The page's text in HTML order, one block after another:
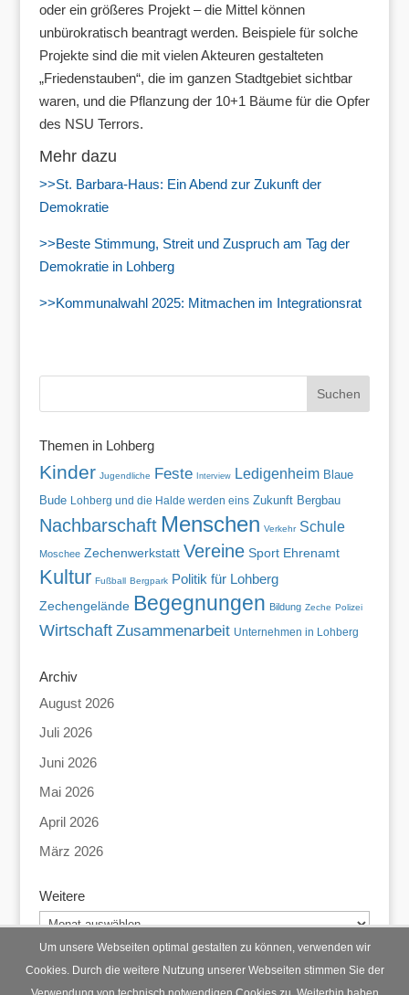
oder ein größeres Projekt – die Mittel können
unbürokratisch beantragt werden. Beispiele für solche
Projekte sind die mit vielen Akteuren gestalteten
„Friedenstauben“, die im ganzen Stadtgebiet sichtbar
waren, und die Pflanzung der 10+1 Bäume für die Opfer
des NSU Terrors.
Mehr dazu
>>St. Barbara-Haus: Ein Abend zur Zukunft der
Demokratie
>>Beste Stimmung, Streit und Zuspruch am Tag der
Demokratie in Lohberg
>>Kommunalwahl 2025: Mitmachen im Integrationsrat
Themen in Lohberg
Kinder Jugendliche Feste Interview Ledigenheim Blaue
Bude Lohberg und die Halde werden eins Zukunft Bergbau
Nachbarschaft Menschen Verkehr Schule
Moschee Zechenwerkstatt Vereine Sport Ehrenamt
Kultur Fußball Bergpark Politik für Lohberg
Zechengelände Begegnungen Bildung Zeche Polizei
Wirtschaft Zusammenarbeit Unternehmen in Lohberg
Archiv
August 2026
Juli 2026
Juni 2026
Mai 2026
April 2026
März 2026
Weitere
Weitere
Um unsere Webseiten optimal gestalten zu können, verwenden wir
Cookies. Durch die weitere Nutzung unserer Webseiten stimmen Sie der